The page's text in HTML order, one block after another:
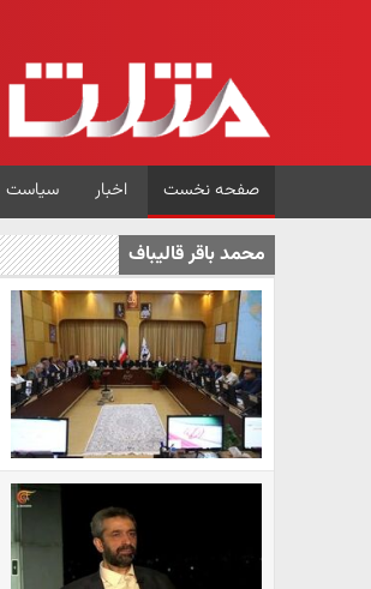
صفحه نخست اخبار سیاست
محمد باقر قالیباف